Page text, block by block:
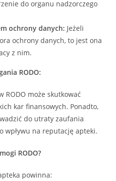
do organu nadzorczego
ochrony danych: Jeżeli
ochrony danych, to jest ona
z nim.
RODO:
RODO może skutkować
kar finansowych. Ponadto,
do utraty zaufania
wpływu na reputację apteki.
RODO?
powinna: